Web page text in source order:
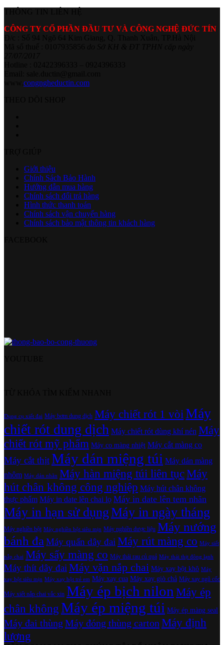
CÔNG TY CỔ PHẦN ĐẦU TƯ VÀ CÔNG NGHỆ ĐỨC TÍN
congngheductin.com
Giới thiệu
Chính Sách Bảo Hành
Hướng dẫn mua hàng
Chính sách đổi trả hàng
Hình thức thanh toán
Chính sách vận chuyển hàng
Chính sách bảo mật thông tin khách hàng
Dụng cụ xiết đai Máy bơm dung dịch Máy chiết rót 1 vòiMáy
chiết rót dung dịch Máy chiết rót dùng khí nén Máy
chiết rót mỹ phẩm Máy co màng nhiệt Máy cắt màng co
Máy cắt thịtMáy dán miệng túi Máy dán màng
nhôm Máy dán nhãn Máy hàn miệng túi liên tụcMáy
hút chân không công nghiệp Máy hút chân không
thực phẩm Máy in date lên chai lọ Máy in date lên tem nhãn
Máy in hạn sử dụngMáy in ngày tháng
Máy nghiền bột Máy nghiền bột siêu mịn Máy nghiền dược liệu Máy nướng
bánh đa Máy quấn dây đai Máy rút màng co Máy siết
nắp chai Máy sấy màng co Máy thái rau củ quả Máy thái thịt đông lạnh
Máy thít dây đai Máy vặn nắp chai Máy xay bột khô Máy
xay bột siêu mịn Máy xay bột trẻ em Máy xay cua Máy xay giò chả Máy xay ngũ cốc
Máy xiết nắp chai vắc xin Máy ép bịch nilon Máy ép
chân không Máy ép miệng túi Máy ép màng seal
Máy đai thùng Máy đóng thùng carton Máy định
lượng